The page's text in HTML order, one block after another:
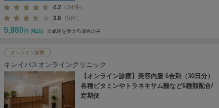
4.2 （34件）
3.8 （5件）
5,980 円 (税込) ※施術を受ける場合のみ
オンライン診療
キレイパスオンラインクリニック
【オンライン診療】美容内服 6合剤（30日分）
各種ビタミンやトラネキサム酸など6種類配合/
定期便